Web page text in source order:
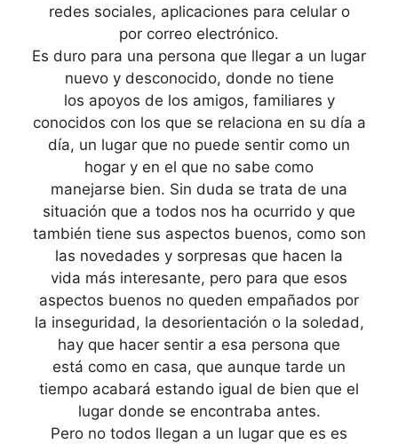
redes sociales, aplicaciones para celular o
por correo electrónico.
Es duro para una persona que llegar a un lugar
nuevo y desconocido, donde no tiene
los apoyos de los amigos, familiares y
conocidos con los que se relaciona en su día a
día, un lugar que no puede sentir como un
hogar y en el que no sabe como
manejarse bien. Sin duda se trata de una
situación que a todos nos ha ocurrido y que
también tiene sus aspectos buenos, como son
las novedades y sorpresas que hacen la
vida más interesante, pero para que esos
aspectos buenos no queden empañados por
la inseguridad, la desorientación o la soledad,
hay que hacer sentir a esa persona que
está como en casa, que aunque tarde un
tiempo acabará estando igual de bien que el
lugar donde se encontraba antes.
Pero no todos llegan a un lugar que es es